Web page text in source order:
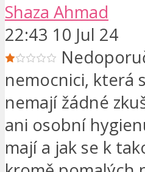
Shaza Ahmad
22:43 10 Jul 24
nemocnici, která
nemají žádné
ani osobní
mají a jak se k